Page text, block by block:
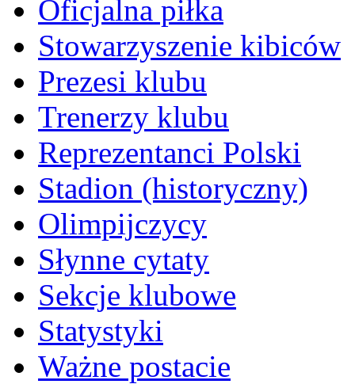
Oficjalna piłka
Stowarzyszenie kibiców
Prezesi klubu
Trenerzy klubu
Reprezentanci Polski
Stadion (historyczny)
Olimpijczycy
Słynne cytaty
Sekcje klubowe
Statystyki
Ważne postacie